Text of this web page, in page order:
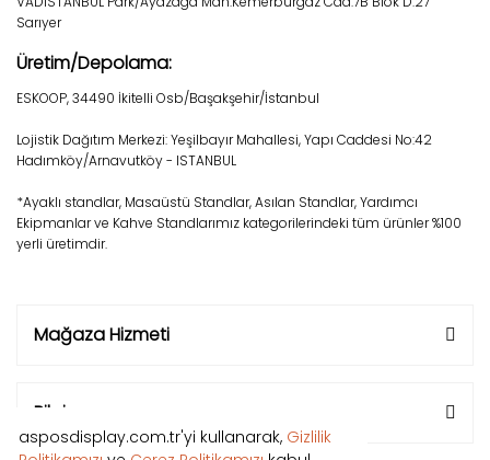
asposdisplay.com.tr'yi kullanarak, Gizlilik
Sarıyer
Üretim/Depolama:
ESKOOP, 34490 İkitelli Osb/Başakşehir/İstanbul
Lojistik Dağıtım Merkezi: Yeşilbayır Mahallesi, Yapı Caddesi No:42
Hadımköy/Arnavutköy - ISTANBUL
*Ayaklı standlar, Masaüstü Standlar, Asılan Standlar, Yardımcı
Ekipmanlar ve Kahve Standlarımız kategorilerindeki tüm ürünler %100
yerli üretimdir.
Mağaza Hizmeti
Bilgi